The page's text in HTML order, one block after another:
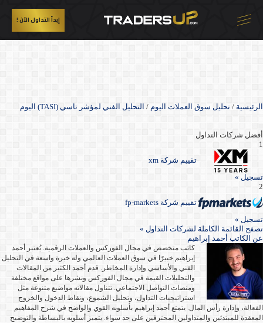
إبدأ التداول الآن !
الرئيسية / تحليل سوق العملات اليوم / التحليل الفني لمؤشر تاسي (TASI) اليوم
أفضل شركات التداول
1
تقييم شركة xm
تسجيل »
2
تقييم شركة fp-markets
تسجيل »
تصفح القائمة الكاملة لشركات التداول »
عن الكاتب أحمد إبراهيم
كاتب متخصص في مجال الفوركس والعملات الرقمية. يُعتبر أحمد
إبراهيم خبيرًا في سوق العملات العالمي وله خبرة واسعة في التحليل
الفني والأساسي وإدارة المخاطر. قدم أحمد الكثير من المقالات
والتحليلات القيمة في مجال الفوركس ونشرها على مواقع مختلفة
ومنصات التواصل الاجتماعي. تتناول مقالاته مواضيع متنوعة مثل
استراتيجيات التداول، وتحليل الشموع، ونقاط الدخول والخروج
الفعالة، وإدارة رأس المال. يتمتع أحمد إبراهيم بأسلوبه القوي والواضح في شرح المفاهيم
المعقدة للمبتدئين والمتداولين المحترفين على حد سواء. يتميز أسلوبه بالبساطة والتوضيح